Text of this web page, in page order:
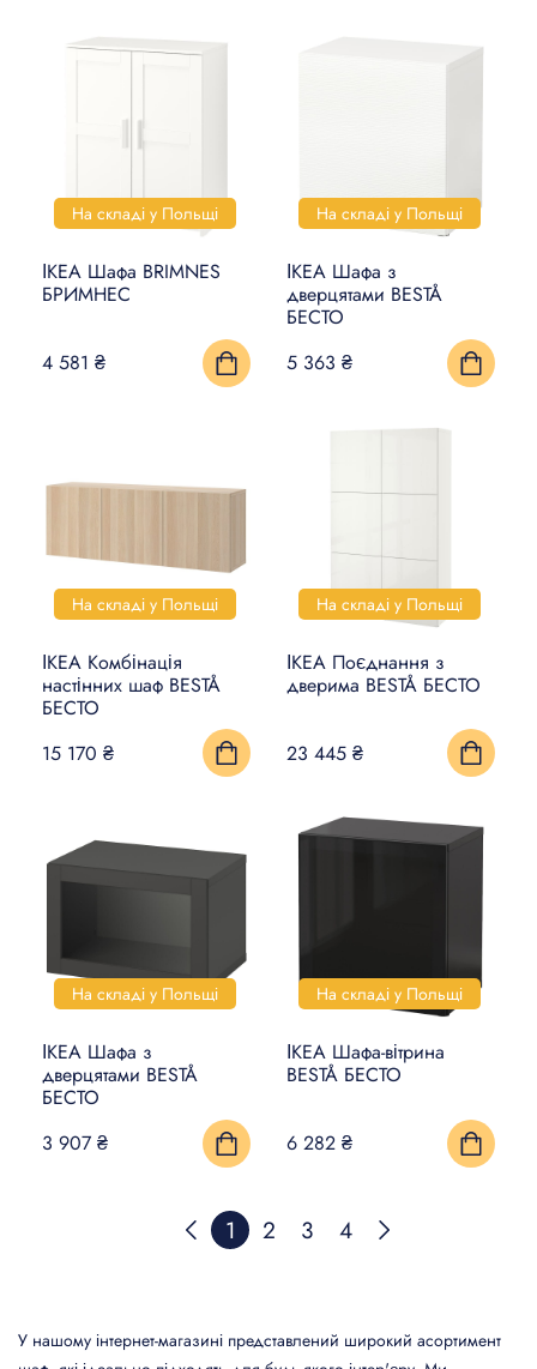
На складі у Польщі
ІКЕА Шафа BRIMNES
БРИМНЕС
4 581 ₴
На складі у Польщі
ІКЕА Шафа з
дверцятами BESTÅ
БЕСТО
5 363 ₴
На складі у Польщі
ІКЕА Комбінація
настінних шаф BESTÅ
БЕСТО
15 170 ₴
На складі у Польщі
ІКЕА Поєднання з
дверима BESTÅ БЕСТО
23 445 ₴
На складі у Польщі
ІКЕА Шафа з
дверцятами BESTÅ
БЕСТО
3 907 ₴
На складі у Польщі
ІКЕА Шафа-вітрина
BESTÅ БЕСТО
6 282 ₴
1 2 3 4
У нашому інтернет-магазині представлений широкий асортимент